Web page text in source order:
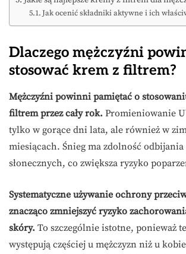
Jak ocenić składniki aktywne i ich
Dlaczego mężczyźni
stosować krem z filtrem?
Mężczyźni powinni pamiętać o
filtrem przez cały rok. Promieniowanie
tylko w gorące dni lata, ale również w
miesiącach. Śnieg ma zdolność
słonecznych, co zwiększa ryzyko
Systematyczne używanie ochrony
znacząco zmniejszyć ryzyko
skóry. To szczególnie istotne, ponieważ
występują częściej u mężczyzn niż u